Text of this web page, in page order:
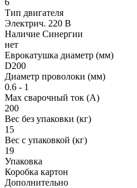
Тип двигателя
Электрич. 220 В
Наличие Синергии
нет
Еврокатушка диаметр (мм)
D200
Диаметр проволоки (мм)
0.6 - 1
Мах сварочный ток (А)
200
Вес без упаковки (кг)
15
Вес с упаковкой (кг)
19
Упаковка
Коробка картон
Дополнительно